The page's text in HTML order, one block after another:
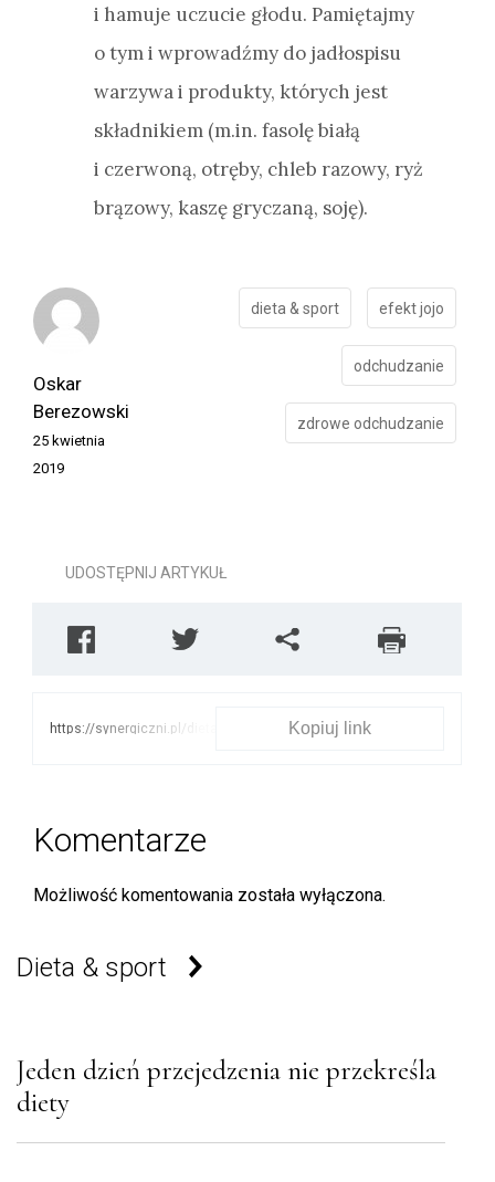
i hamuje uczucie głodu. Pamiętajmy
o tym i wprowadźmy do jadłospisu
warzywa i produkty, których jest
składnikiem (m.in. fasolę białą
i czerwoną, otręby, chleb razowy, ryż
brązowy, kaszę gryczaną, soję).
Oskar
Berezowski
25 kwietnia
2019
dieta & sport efekt jojo
odchudzanie
zdrowe odchudzanie
UDOSTĘPNIJ ARTYKUŁ
https://synergiczni.pl/dieta-
Kopiuj link
Komentarze
Możliwość komentowania została wyłączona.
Dieta & sport
Jeden dzień przejedzenia nie przekreśla
diety